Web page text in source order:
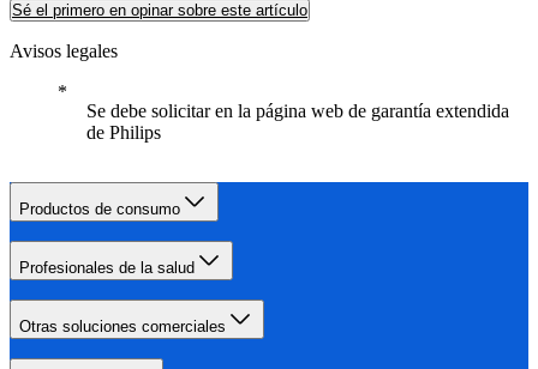
Sé el primero en opinar sobre este artículo
Avisos legales
Se debe solicitar en la página web de garantía extendida
de Philips
Productos de consumo
Profesionales de la salud
Otras soluciones comerciales